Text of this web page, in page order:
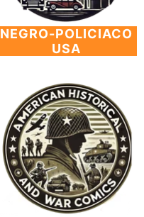
NEGRO-POLICIACO
USA